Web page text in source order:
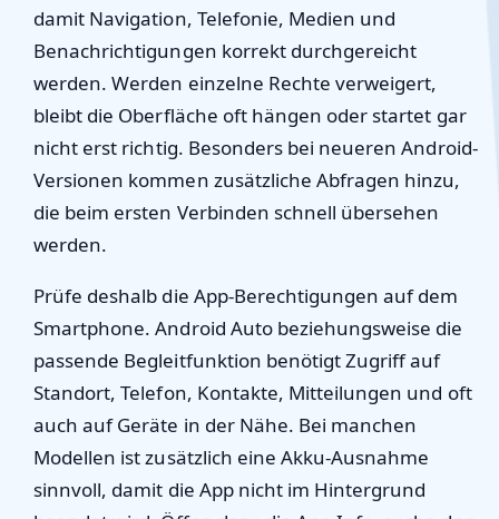
damit Navigation, Telefonie, Medien und
Benachrichtigungen korrekt durchgereicht
werden. Werden einzelne Rechte verweigert,
bleibt die Oberfläche oft hängen oder startet gar
nicht erst richtig. Besonders bei neueren Android-
Versionen kommen zusätzliche Abfragen hinzu,
die beim ersten Verbinden schnell übersehen
werden.
Prüfe deshalb die App-Berechtigungen auf dem
Smartphone. Android Auto beziehungsweise die
passende Begleitfunktion benötigt Zugriff auf
Standort, Telefon, Kontakte, Mitteilungen und oft
auch auf Geräte in der Nähe. Bei manchen
Modellen ist zusätzlich eine Akku-Ausnahme
sinnvoll, damit die App nicht im Hintergrund